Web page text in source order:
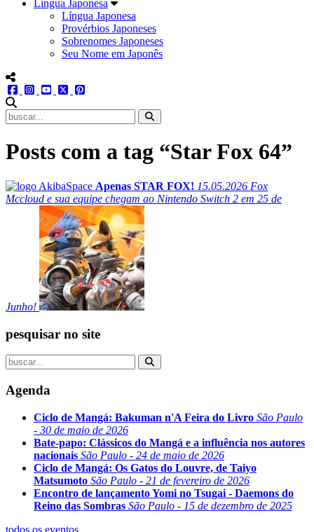
Língua Japonesa
Língua Japonesa
Provérbios Japoneses
Sobrenomes Japoneses
Seu Nome em Japonês
menu redes social
facebookinstagram
youtube
twitter
Posts com a tag “Star Fox 64”
Apenas STAR FOX! 15.05.2026 Fox
Mccloud e sua equipe chegam ao Nintendo Switch 2 em 25 de
Junho!
pesquisar no site
Agenda
Ciclo de Mangá: Bakuman n'A Feira do Livro São Paulo
- 30 de maio de 2026
Bate-papo: Clássicos do Mangá e a influência nos autores
nacionais São Paulo - 24 de maio de 2026
Ciclo de Mangá: Os Gatos do Louvre, de Taiyo
Matsumoto São Paulo - 21 de fevereiro de 2026
Encontro de lançamento Yomi no Tsugai - Daemons do
Reino das Sombras São Paulo - 15 de dezembro de 2025
todos os eventos